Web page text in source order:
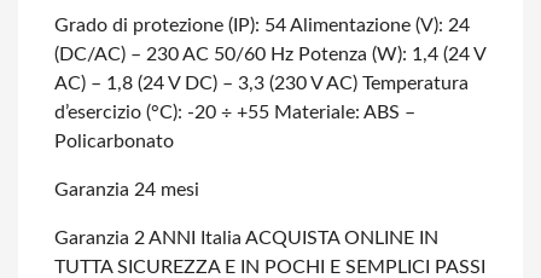
Grado di protezione (IP): 54Alimentazione (V): 24
(DC/AC) – 230 AC 50/60 Hz Potenza (W): 1,4 (24 V
AC) – 1,8 (24 V DC) – 3,3 (230 V AC) Temperatura
d’esercizio (°C): -20 ÷ +55 Materiale: ABS –
Policarbonato
Garanzia 24 mesi
Garanzia 2 ANNI Italia ACQUISTA ONLINE IN
TUTTA SICUREZZA E IN POCHI E SEMPLICI PASSI